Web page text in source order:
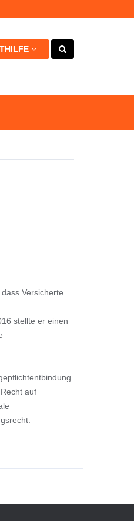
Versicherte
stellte er einen
auf